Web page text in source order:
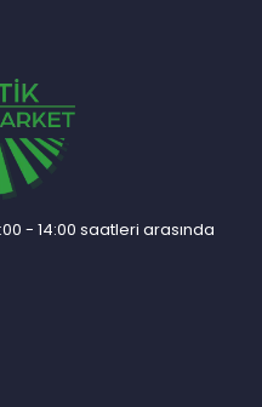
- 14:00 saatleri arasında